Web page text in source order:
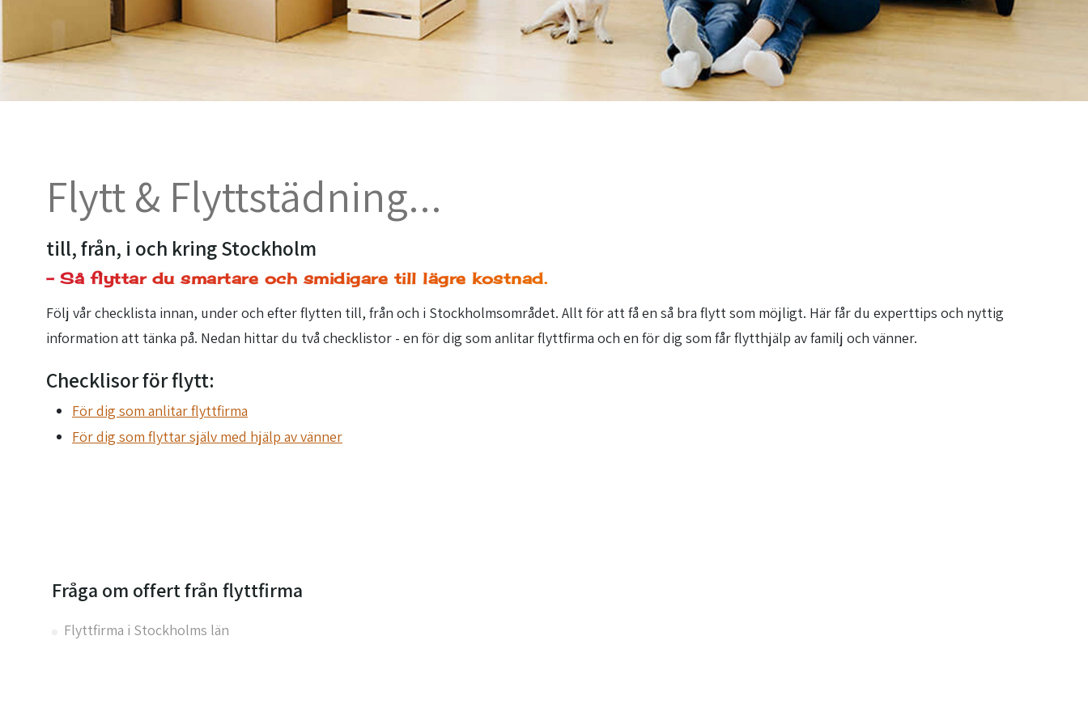
Flytt & Flyttstädning...
till, från, i och kring Stockholm
- Så flyttar du smartare och smidigare till lägre kostnad.
Följ vår checklista innan, under och efter flytten till, från och i Stockholmsområdet. Allt för att få en så bra flytt som möjligt. Här får du experttips och nyttig
information att tänka på. Nedan hittar du två checklistor - en för dig som anlitar flyttfirma och en för dig som får flytthjälp av familj och vänner.
Checklisor för flytt:
För dig som anlitar flyttfirma
För dig som flyttar själv med hjälp av vänner
Fråga om offert från flyttfirma
Flyttfirma i Stockholms län